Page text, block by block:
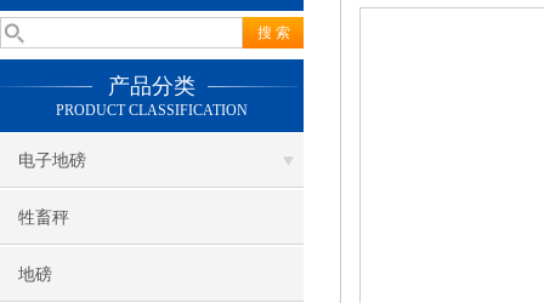
产品分类
PRODUCT CLASSIFICATION
电子地磅
牲畜秤
地磅